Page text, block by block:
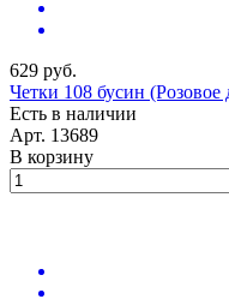
629 руб.
Четки 108 бусин (Розовое
Есть в наличии
Арт. 13689
В корзину